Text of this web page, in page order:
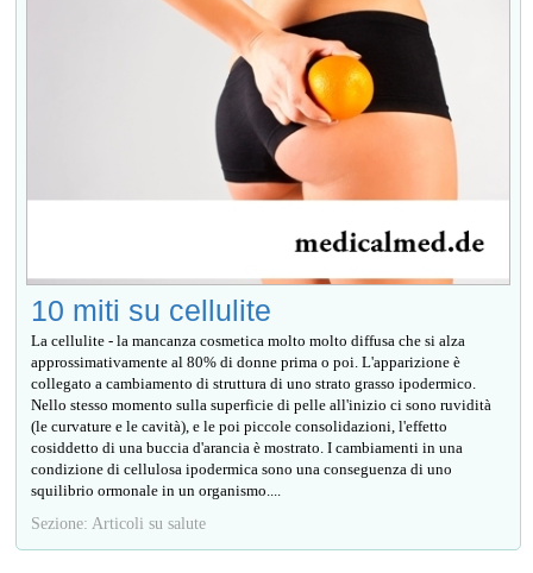
10 miti su cellulite
La cellulite - la mancanza cosmetica molto molto diffusa che si alza
approssimativamente al 80% di donne prima o poi. L'apparizione è
collegato a cambiamento di struttura di uno strato grasso ipodermico.
Nello stesso momento sulla superficie di pelle all'inizio ci sono ruvidità
(le curvature e le cavità), e le poi piccole consolidazioni, l'effetto
cosiddetto di una buccia d'arancia è mostrato. I cambiamenti in una
condizione di cellulosa ipodermica sono una conseguenza di uno
squilibrio ormonale in un organismo....
Sezione: Articoli su salute